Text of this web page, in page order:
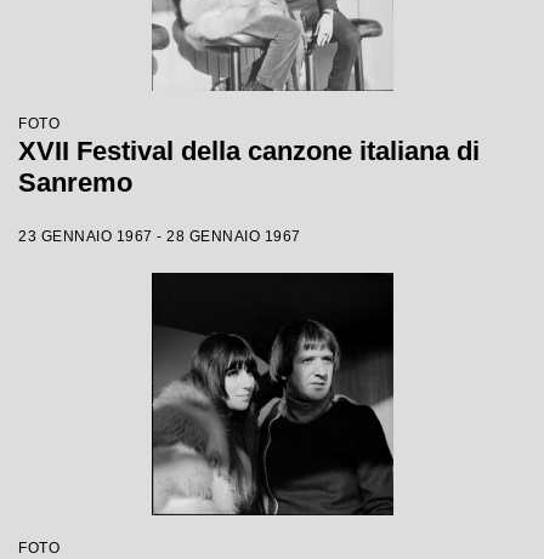
FOTO
XVII Festival della canzone italiana di
Sanremo
23 GENNAIO 1967 - 28 GENNAIO 1967
FOTO